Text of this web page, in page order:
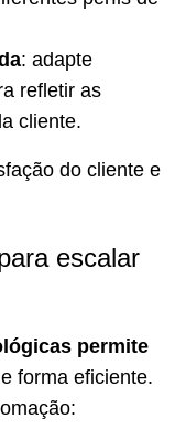
: adapte
refletir as
cliente.
do cliente e
escalar
permite
forma eficiente.